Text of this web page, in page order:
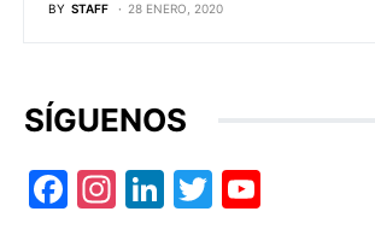
BY STAFF 28 ENERO, 2020
SÍGUENOS
Facebook
Instagram
LinkedIn
Twitter